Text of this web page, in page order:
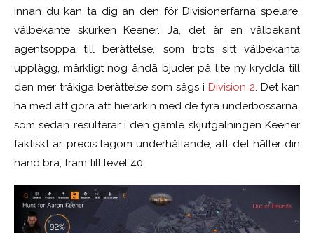
innan du kan ta dig an den för Divisionerfarna spelare,
välbekante skurken Keener. Ja, det är en välbekant
agentsoppa till berättelse, som trots sitt välbekanta
upplägg, märkligt nog ändå bjuder på lite ny krydda till
den mer tråkiga berättelse som sågs i Division 2. Det kan
ha med att göra att hierarkin med de fyra underbossarna,
som sedan resulterar i den gamle skjutgalningen Keener
faktiskt är precis lagom underhållande, att det håller din
hand bra, fram till level 40.